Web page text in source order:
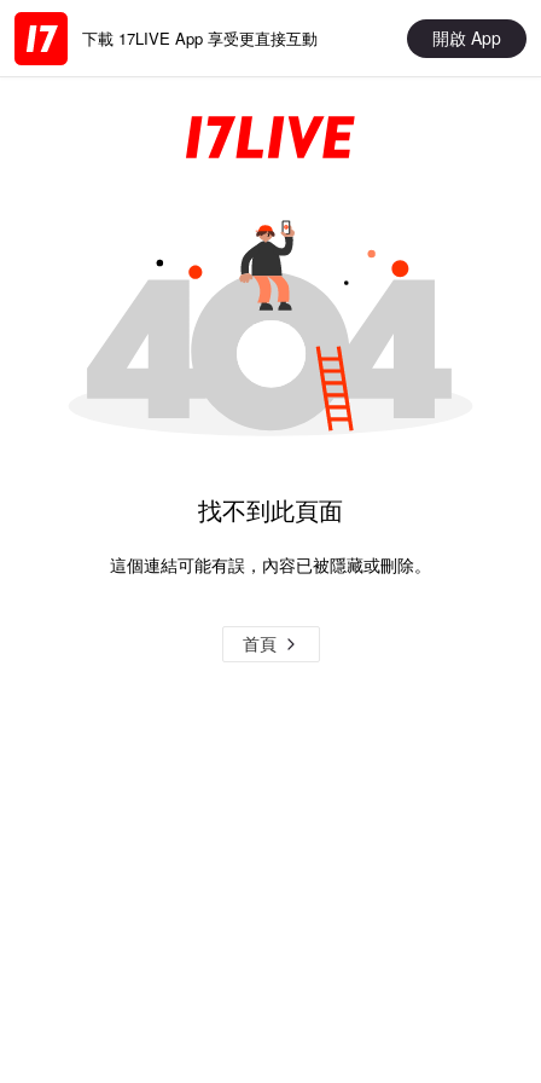
下載 17LIVE App 享受更直接互動 開啟 App
找不到此頁面
這個連結可能有誤，內容已被隱藏或刪除。
首頁